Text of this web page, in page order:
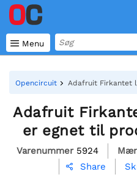
 Menu
Opencircuit Adafruit Firkantet
Adafruit
er egnet til
Varenummer 5924
 Share